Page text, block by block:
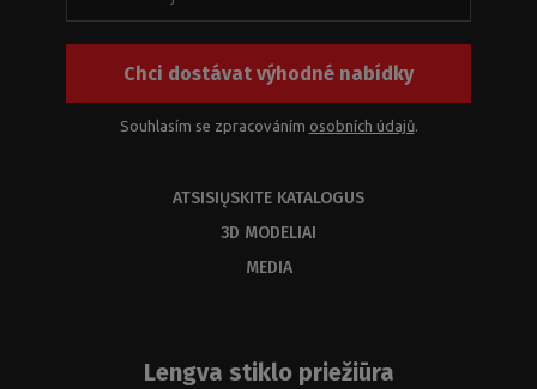
Chci dostávat výhodné nabídky
Souhlasím se zpracováním osobních údajů.
ATSISIŲSKITE KATALOGUS
3D MODELIAI
MEDIA
Lengva stiklo priežiūra